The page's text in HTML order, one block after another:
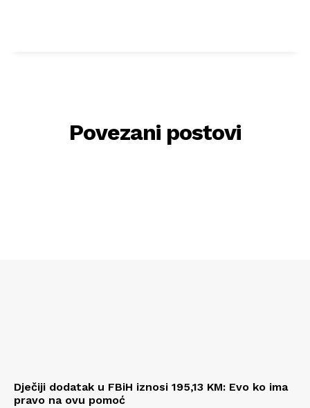
Povezani postovi
Dječiji dodatak u FBiH iznosi 195,13 KM: Evo ko ima
pravo na ovu pomoć